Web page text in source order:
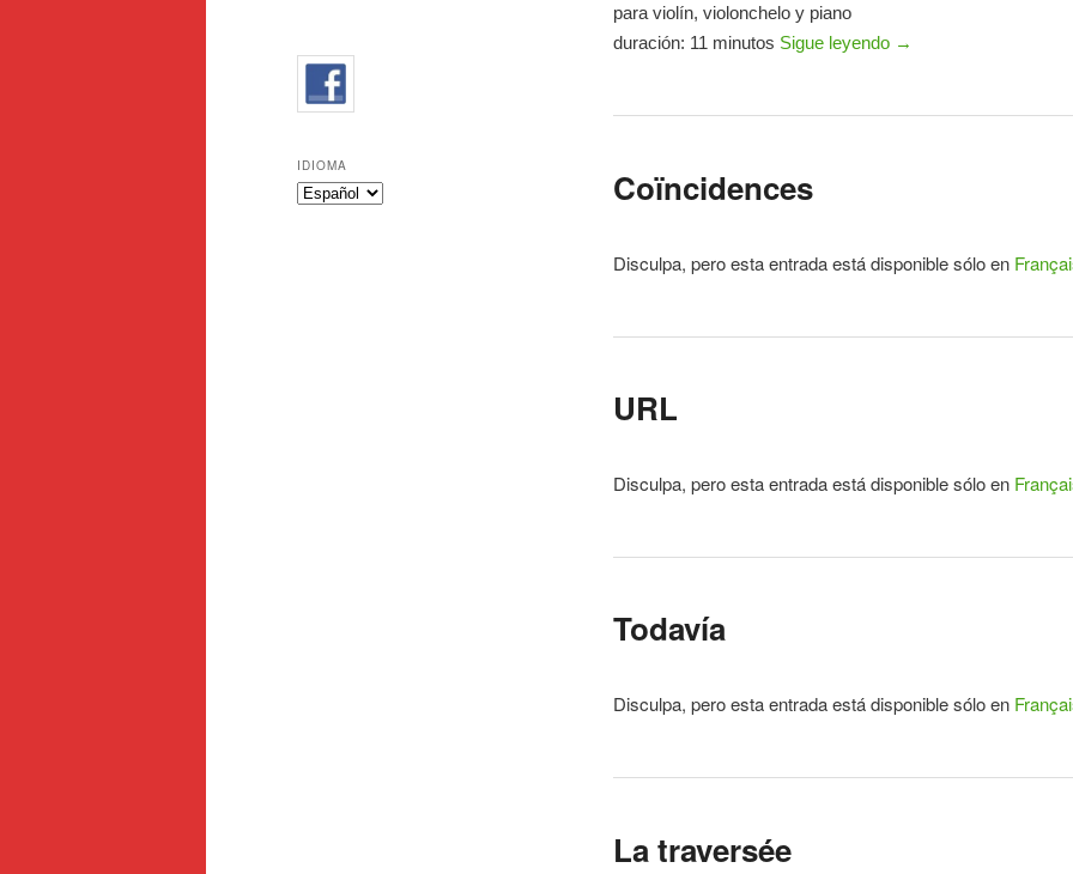
para violín, violonchelo y piano
duración: 11 minutos Sigue leyendo →
Coïncidences
Disculpa, pero esta entrada está disponible sólo en
URL
Disculpa, pero esta entrada está disponible sólo en
Todavía
Disculpa, pero esta entrada está disponible sólo en
La traversée
IDIOMA